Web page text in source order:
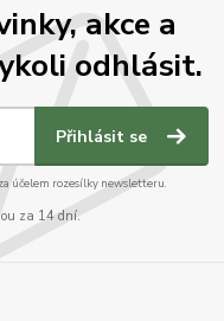
akce a
odhlásit.
Přihlásit se
účelem rozesílky newsletteru.
za 14 dní.